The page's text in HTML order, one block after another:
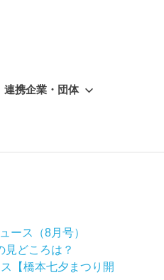
連携企業・団体
ース（8月号）
見どころは？
【橋本七夕まつり開